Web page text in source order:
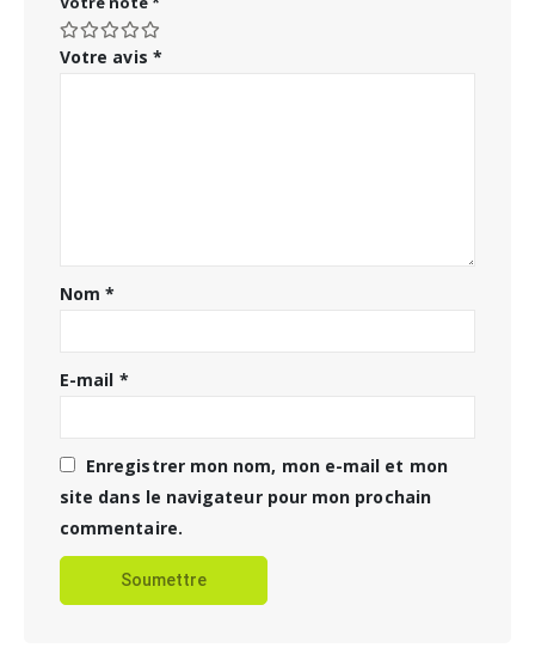
Votre avis *
Nom*
E-mail *
Enregistrer mon nom, mon e-mail et mon
site dans le navigateur pour mon prochain
commentaire.